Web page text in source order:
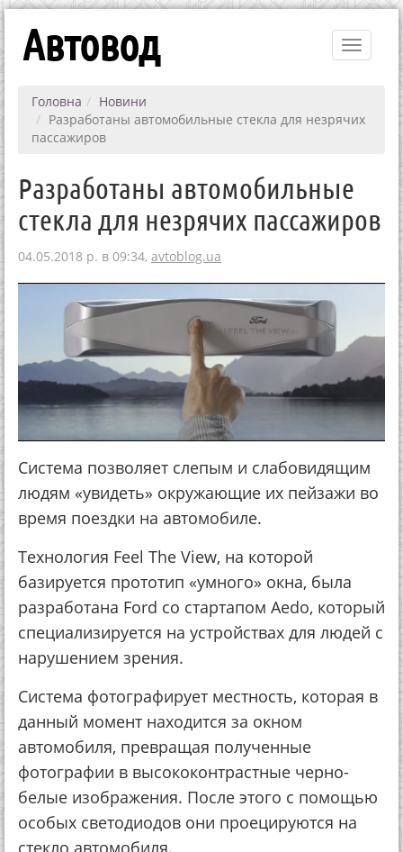
Toggle
Автовод
Головна
Новини
Разработаны автомобильные стекла для незрячих
пассажиров
Разработаны автомобильные
стекла для незрячих пассажиров
04.05.2018 р. в 09:34, avtoblog.ua
Система позволяет слепым и слабовидящим
людям «увидеть» окружающие их пейзажи во
время поездки на автомобиле.
Технология Feel The View, на которой
базируется прототип «умного» окна, была
разработана Ford со стартапом Aedo, который
специализируется на устройствах для людей с
нарушением зрения.
Система фотографирует местность, которая в
данный момент находится за окном
автомобиля, превращая полученные
фотографии в высококонтрастные черно-
белые изображения. После этого с помощью
особых светодиодов они проецируются на